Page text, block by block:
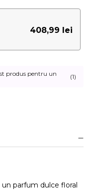
408,99 lei
produs pentru un
(1)
un parfum dulce floral